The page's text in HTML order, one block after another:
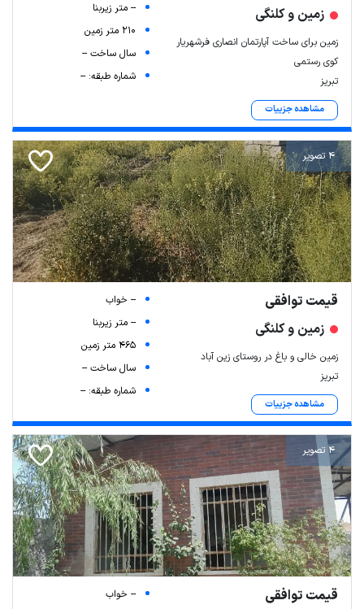
زمین و کلنگی
زمین برای ساخت آپارتمان انصاری فرشهریار
کوی رستمی
تبریز
مشاهده جزییات
-- متر زیربنا
210 متر زمین
سال ساخت --
شماره طبقه: --
4 تصویر
قیمت توافقی
زمین و کلنگی
زمین خالی و باغ در روستای زین آباد
تبریز
مشاهده جزییات
-- خواب
-- متر زیربنا
465 متر زمین
سال ساخت --
شماره طبقه: --
4 تصویر
قیمت توافقی
-- خواب